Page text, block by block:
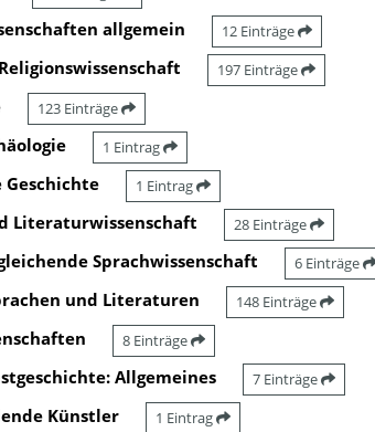
allgemein 12 Einträge
197 Einträge
123 Einträge
1 Eintrag
Geschichte 1 Eintrag
Literaturwissenschaft 28 Einträge
Sprachwissenschaft 6 Einträge
und Literaturen 148 Einträge
8 Einträge
Allgemeines 7 Einträge
Künstler 1 Eintrag